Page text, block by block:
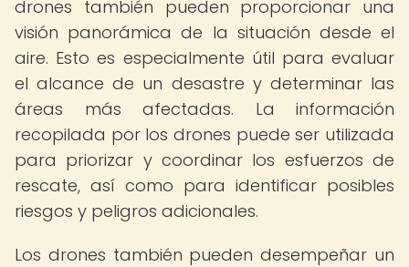
drones también pueden proporcionar una
visión panorámica de la situación desde el
aire. Esto es especialmente útil para evaluar
el alcance de un desastre y determinar las
áreas más afectadas. La información
recopilada por los drones puede ser utilizada
para priorizar y coordinar los esfuerzos de
rescate, así como para identificar posibles
riesgos y peligros adicionales.
Los drones también pueden desempeñar un